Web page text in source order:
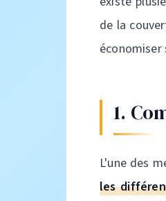
de la
économiser
1.
L'une des
les